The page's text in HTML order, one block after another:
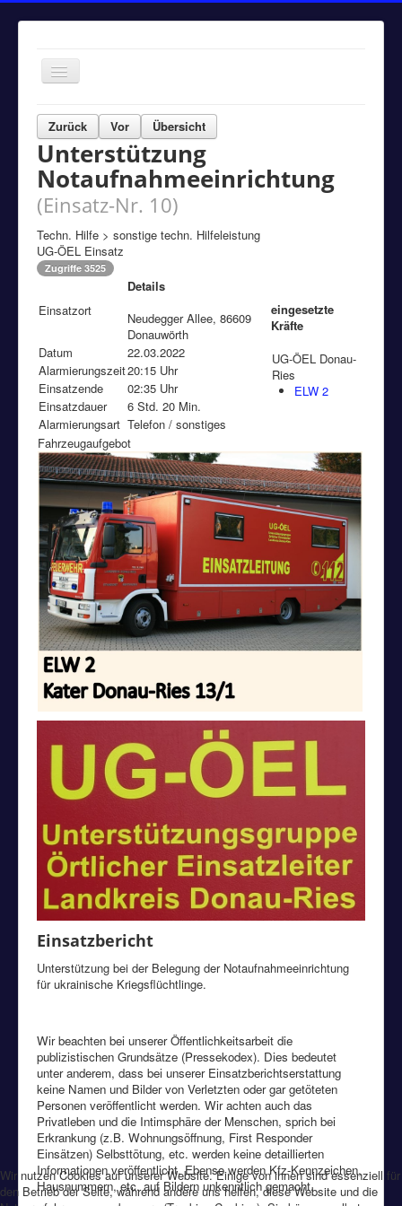
Navigation
an/aus
Home
Einsätze
Aktuelles
Über uns
Fuhrpark
Bürgerinformationen
Zurück Vor Übersicht
Unterstützung
Notaufnahmeeinrichtung
(Einsatz-Nr. 10)
Techn. Hilfe > sonstige techn. Hilfeleistung
UG-ÖEL Einsatz
Zugriffe 3525
Einsatzort
Details
Neudegger Allee, 86609
Donauwörth
Datum
22.03.2022
Alarmierungszeit20:15 Uhr
Einsatzende
02:35 Uhr
Einsatzdauer
6 Std. 20 Min.
Alarmierungsart Telefon / sonstiges
eingesetzte
Kräfte
UG-ÖEL Donau-
Ries
ELW 2
Fahrzeugaufgebot
Einsatzbericht
Unterstützung bei der Belegung der Notaufnahmeeinrichtung
für ukrainische Kriegsflüchtlinge.
Wir beachten bei unserer Öffentlichkeitsarbeit die
publizistischen Grundsätze (Pressekodex). Dies bedeutet
unter anderem, dass bei unserer Einsatzberichtserstattung
keine Namen und Bilder von Verletzten oder gar getöteten
Personen veröffentlicht werden. Wir achten auch das
Privatleben und die Intimsphäre der Menschen, sprich bei
Erkrankung (z.B. Wohnungsöffnung, First Responder
Einsätzen) Selbsttötung, etc. werden keine detaillierten
Informationen veröffentlicht. Ebenso werden Kfz-Kennzeichen,
Hausnummern, etc. auf Bildern unkenntlich gemacht.
Wir nutzen Cookies auf unserer Website. Einige von ihnen sind essenziell für
den Betrieb der Seite, während andere uns helfen, diese Website und die